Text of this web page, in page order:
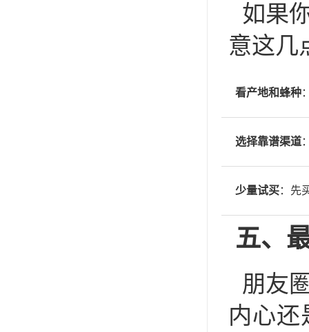
如果
意这几
看产地和蜂种
选择靠谱渠道
少量试买：先
五、
朋友
内心还